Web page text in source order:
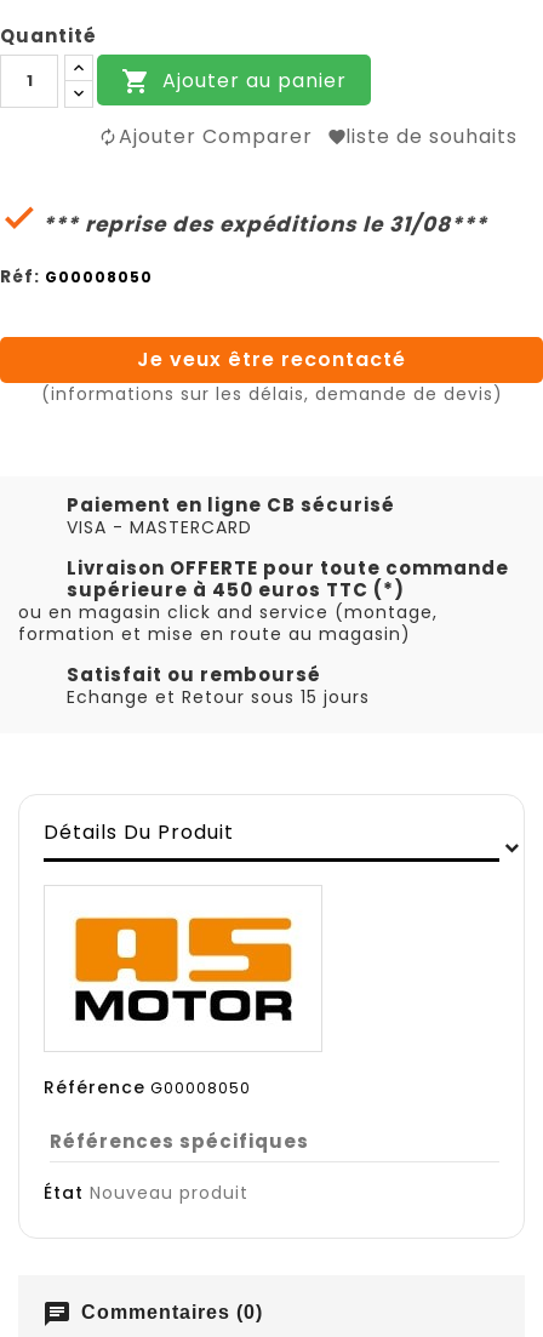
Quantité
 Ajouter au panier
Ajouter Comparer liste de souhaits
 *** reprise des expéditions le 31/08***
Réf: G00008050
Je veux être recontacté
(informations sur les délais, demande de devis)
Paiement en ligne CB sécurisé
VISA - MASTERCARD
Livraison OFFERTE pour toute commande
supérieure à 450 euros TTC (*)
ou en magasin click and service (montage,
formation et mise en route au magasin)
Satisfait ou remboursé
Echange et Retour sous 15 jours
Détails Du Produit
Référence G00008050
Références spécifiques
État Nouveau produit
chat Commentaires (0)